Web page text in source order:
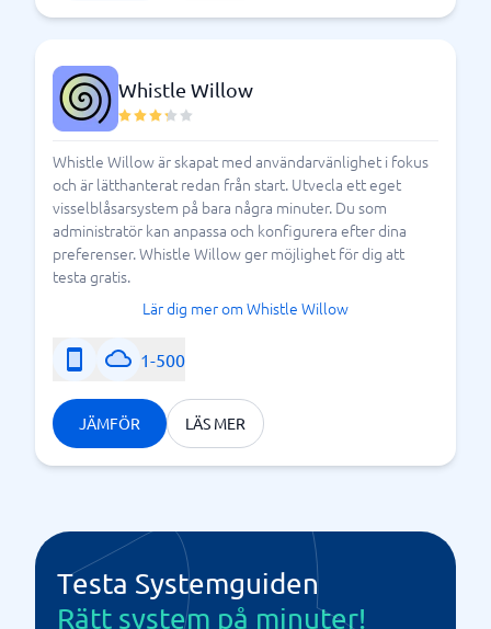
Whistle Willow
Whistle Willow är skapat med användarvänlighet i fokus
och är lätthanterat redan från start. Utvecla ett eget
visselblåsarsystem på bara några minuter. Du som
administratör kan anpassa och konfigurera efter dina
preferenser. Whistle Willow ger möjlighet för dig att
testa gratis.
Lär dig mer om Whistle Willow
1-500
JÄMFÖR LÄS MER
Testa Systemguiden
Rätt system på minuter!